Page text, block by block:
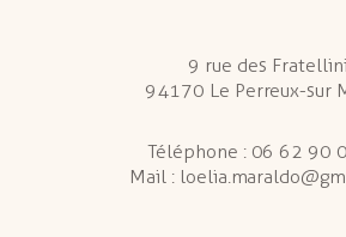
9 rue des Fratellini
94170 Le Perreux-sur
Téléphone : 06 62 90
Mail :